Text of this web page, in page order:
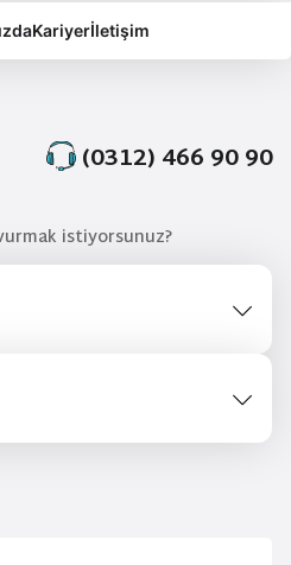
istiyorsunuz?
Kariyerİletişim
(0312) 466 90 90